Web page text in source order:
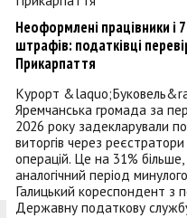
Неоформлені працівники і
штрафів: податківці
Прикарпаття
Курорт
Яремчанська громада за
2026 року задекларували
виторгів через
операцій. Це на 31% більше,
аналогічний період
Галицький кореспондент з
Державну податкову